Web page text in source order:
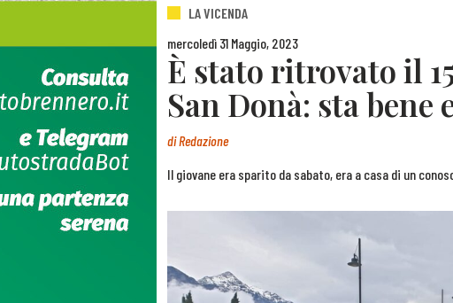
LA VICENDA
mercoledì 31 Maggio, 2023
È stato ritrovato il
San Donà: sta bene
diRedazione
Il giovane era sparito da sabato, era a casa di un